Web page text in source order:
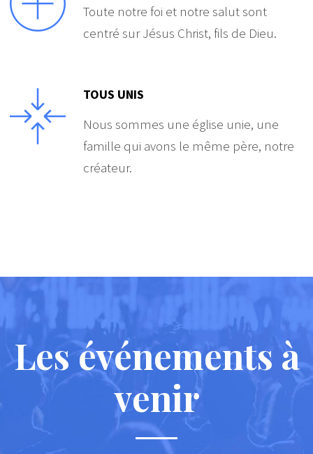
Toute notre foi et notre salut sont
centré sur Jésus Christ, fils de Dieu.
TOUS UNIS
Nous sommes une église unie, une
famille qui avons le même père, notre
créateur.
Les événements à
venir